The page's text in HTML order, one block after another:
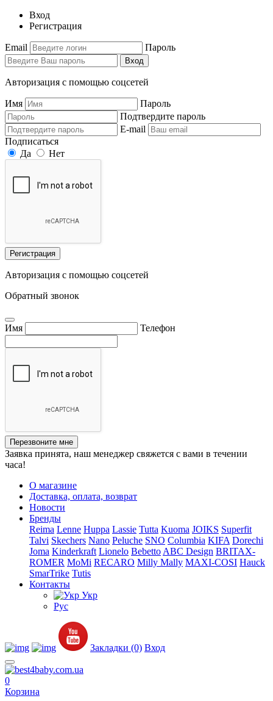
Вход
Регистрация
Email Пароль
Вход
Авторизация с помощью соцсетей
Имя
Пароль
Подтвердите пароль
E-mail
Подписаться
Да
Нет
Регистрация
Авторизация с помощью соцсетей
Обратный звонок
Имя Телефон
Перезвоните мне
Заявка принята, наш менеджер свяжется с вами в течении
часа!
О магазине
Доставка, оплата, возврат
Новости
Бренды
Reima Lenne Huppa Lassie Tutta Kuoma JOIKS Superfit
Talvi Skechers Nano Peluche SNO Columbia KIFA Dorechi
Joma Kinderkraft Lionelo Bebetto ABC Design BRITAX-
ROMER MoMi RECARO Milly Mally MAXI-COSI Hauck
SmarTrike Tutis
Контакты
Укр
Рус
Закладки (0) Вход
0
Корзина